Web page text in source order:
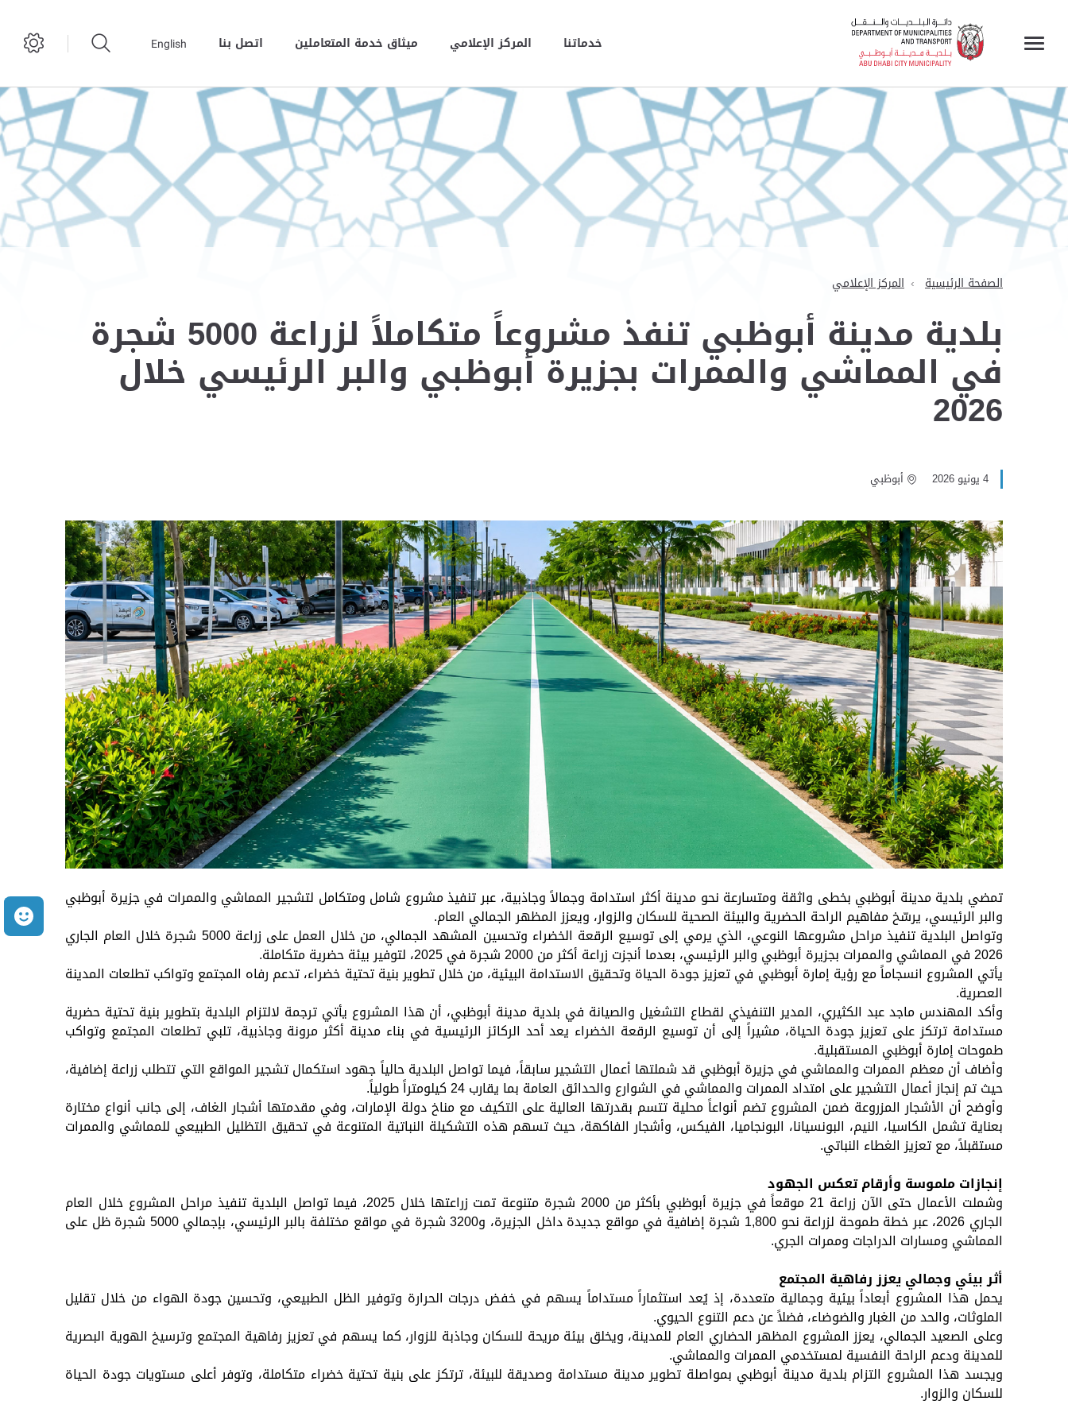
خدماتنا المركز الإعلامي ميثاق خدمة المتعاملين اتصل بنا English
الصفحة الرئيسية المركز الإعلامي
بلدية مدينة أبوظبي تنفذ مشروعاً متكاملاً لزراعة 5000 شجرة
في المماشي والممرات بجزيرة أبوظبي والبر الرئيسي خلال
2026
4 يونيو 2026 أبوظبي
تمضي بلدية مدينة أبوظبي بخطى واثقة ومتسارعة نحو مدينة أكثر استدامة وجمالاً وجاذبية، عبر تنفيذ مشروع شامل ومتكامل لتشجير المماشي والممرات في جزيرة أبوظبي
والبر الرئيسي، يرسّخ مفاهيم الراحة الحضرية والبيئة الصحية للسكان والزوار، ويعزز المظهر الجمالي العام.
وتواصل البلدية تنفيذ مراحل مشروعها النوعي، الذي يرمي إلى توسيع الرقعة الخضراء وتحسين المشهد الجمالي، من خلال العمل على زراعة 5000 شجرة خلال العام الجاري
2026 في المماشي والممرات بجزيرة أبوظبي والبر الرئيسي، بعدما أنجزت زراعة أكثر من 2000 شجرة في 2025، لتوفير بيئة حضرية متكاملة.
يأتي المشروع انسجاماً مع رؤية إمارة أبوظبي في تعزيز جودة الحياة وتحقيق الاستدامة البيئية، من خلال تطوير بنية تحتية خضراء، تدعم رفاه المجتمع وتواكب تطلعات المدينة
العصرية.
وأكد المهندس ماجد عبد الكثيري، المدير التنفيذي لقطاع التشغيل والصيانة في بلدية مدينة أبوظبي، أن هذا المشروع يأتي ترجمة لالتزام البلدية بتطوير بنية تحتية حضرية
مستدامة ترتكز على تعزيز جودة الحياة، مشيراً إلى أن توسيع الرقعة الخضراء يعد أحد الركائز الرئيسية في بناء مدينة أكثر مرونة وجاذبية، تلبي تطلعات المجتمع وتواكب
طموحات إمارة أبوظبي المستقبلية.
وأضاف أن معظم الممرات والمماشي في جزيرة أبوظبي قد شملتها أعمال التشجير سابقاً، فيما تواصل البلدية حالياً جهود استكمال تشجير المواقع التي تتطلب زراعة إضافية،
حيث تم إنجاز أعمال التشجير على امتداد الممرات والمماشي في الشوارع والحدائق العامة بما يقارب 24 كيلومتراً طولياً.
وأوضح أن الأشجار المزروعة ضمن المشروع تضم أنواعاً محلية تتسم بقدرتها العالية على التكيف مع مناخ دولة الإمارات، وفي مقدمتها أشجار الغاف، إلى جانب أنواع مختارة
بعناية تشمل الكاسيا، النيم، البونسيانا، البونجاميا، الفيكس، وأشجار الفاكهة، حيث تسهم هذه التشكيلة النباتية المتنوعة في تحقيق التظليل الطبيعي للمماشي والممرات
مستقبلاً، مع تعزيز الغطاء النباتي.
إنجازات ملموسة وأرقام تعكس الجهود
وشملت الأعمال حتى الآن زراعة 21 موقعاً في جزيرة أبوظبي بأكثر من 2000 شجرة متنوعة تمت زراعتها خلال 2025، فيما تواصل البلدية تنفيذ مراحل المشروع خلال العام
الجاري 2026، عبر خطة طموحة لزراعة نحو 1,800 شجرة إضافية في مواقع جديدة داخل الجزيرة، و3200 شجرة في مواقع مختلفة بالبر الرئيسي، بإجمالي 5000 شجرة ظل على
المماشي ومسارات الدراجات وممرات الجري.
أثر بيئي وجمالي يعزز رفاهية المجتمع
يحمل هذا المشروع أبعاداً بيئية وجمالية متعددة، إذ يُعد استثماراً مستداماً يسهم في خفض درجات الحرارة وتوفير الظل الطبيعي، وتحسين جودة الهواء من خلال تقليل
الملوثات، والحد من الغبار والضوضاء، فضلاً عن دعم التنوع الحيوي.
وعلى الصعيد الجمالي، يعزز المشروع المظهر الحضاري العام للمدينة، ويخلق بيئة مريحة للسكان وجاذبة للزوار، كما يسهم في تعزيز رفاهية المجتمع وترسيخ الهوية البصرية
للمدينة ودعم الراحة النفسية لمستخدمي الممرات والمماشي.
ويجسد هذا المشروع التزام بلدية مدينة أبوظبي بمواصلة تطوير مدينة مستدامة وصديقة للبيئة، ترتكز على بنية تحتية خضراء متكاملة، وتوفر أعلى مستويات جودة الحياة
للسكان والزوار.